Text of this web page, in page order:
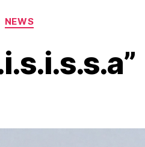
Catégories
NEWS